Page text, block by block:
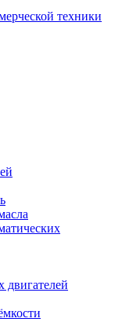
техники
двигателей